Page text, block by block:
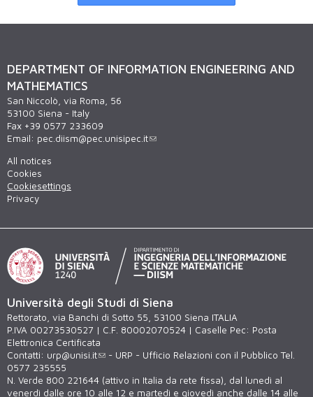
DEPARTMENT OF INFORMATION ENGINEERING AND
MATHEMATICS
San Niccolò, via Roma, 56
53100 Siena - Italy
Fax +39 0577 233609
Email: pec.diism@pec.unisipec.it
All notices
Cookies
Cookiesettings
Privacy
Università degli Studi di Siena
Rettorato, via Banchi di Sotto 55, 53100 Siena ITALIA
P.IVA 00273530527 | C.F. 80002070524 | Caselle Pec: Posta
Elettronica Certificata
Contatti: urp@unisi.it
- URP - Ufficio Relazioni con il Pubblico Tel.
0577 235555
N. Verde 800 221644 (attivo in Italia da rete fissa), dal lunedì al
venerdì dalle ore 10 alle 12 e martedì e giovedì anche dalle 14 alle